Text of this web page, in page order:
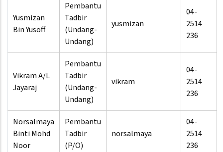
Yusmizan
Bin Yusoff
Pembantu
Tadbir
(Undang-
Undang)
yusmizan
04-
2514
236
Vikram A/L
Jayaraj
Pembantu
Tadbir
(Undang-
Undang)
vikram
04-
2514
236
Norsalmaya
Binti Mohd
Noor
Pembantu
Tadbir
(P/O)
norsalmaya
04-
2514
236